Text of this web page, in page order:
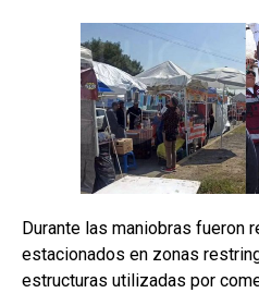
Durante las maniobras fueron
estacionados en zonas
estructuras utilizadas por